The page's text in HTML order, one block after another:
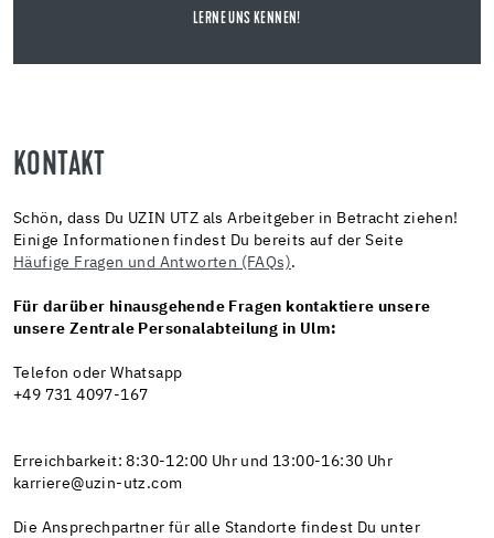
LERNE UNS KENNEN!
KONTAKT
Schön, dass Du UZIN UTZ als Arbeitgeber in Betracht ziehen!
Einige Informationen findest Du bereits auf der Seite
Häufige Fragen und Antworten (FAQs).
Für darüber hinausgehende Fragen kontaktiere unsere
unsere Zentrale Personalabteilung in Ulm:
Telefon oder Whatsapp
+49 731 4097-167
Erreichbarkeit: 8:30-12:00 Uhr und 13:00-16:30 Uhr
karriere@uzin-utz.com
Die Ansprechpartner für alle Standorte findest Du unter